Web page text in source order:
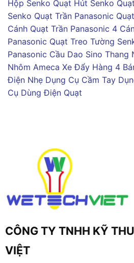
Hộp Senko Quạt Hút Senko
Senko Quạt Trần Panasonic
Cánh Quạt Trần Panasonic 4
Panasonic Quạt Treo Tường
Panasonic Cầu Dao Sino Thang
Nhôm Ameca Xe Đẩy Hàng 4
Điện Nhẹ Dụng Cụ Cầm Tay
Cụ Dùng Điện Quạt
CÔNG TY TNHH KỸ
VIỆT